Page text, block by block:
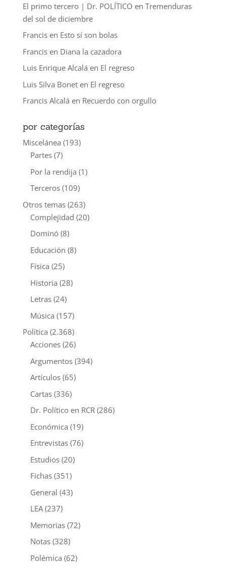
El primo tercero | Dr. POLÍTICO en Tremenduras
del sol de diciembre
Francisen Esto sí son bolas
Francisen Diana la cazadora
Luis Enrique Alcalá en El regreso
Luis Silva Boneten El regreso
Francis Alcalá en Recuerdo con orgullo
por categorías
Miscelánea (193)
Partes(7)
Por la rendija (1)
Terceros(109)
Otros temas(263)
Complejidad (20)
Dominó(8)
Educación (8)
Física (25)
Historia (28)
Letras(24)
Música (157)
Política (2.368)
Acciones(26)
Argumentos(394)
Artículos(65)
Cartas(336)
Dr. Político en RCR(286)
Económica (19)
Entrevistas(76)
Estudios(20)
Fichas(351)
General (43)
LEA(237)
Memorias(72)
Notas(328)
Polémica (62)